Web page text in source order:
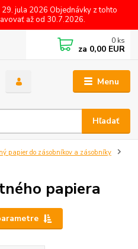
jula 2026 Objednávky z tohto
až od 30.7.2026.
Menu
Hľadať
0 ks
za 0,00 EUR
papier do zásobníkov a zásobníky
papiera